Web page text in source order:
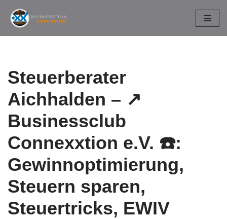
Zum
Steuerberater
Aichhalden – ↗️
Businessclub
Connexxtion e.V. ☎️:
Gewinnoptimierung,
Steuern sparen,
Steuertricks, EWIV